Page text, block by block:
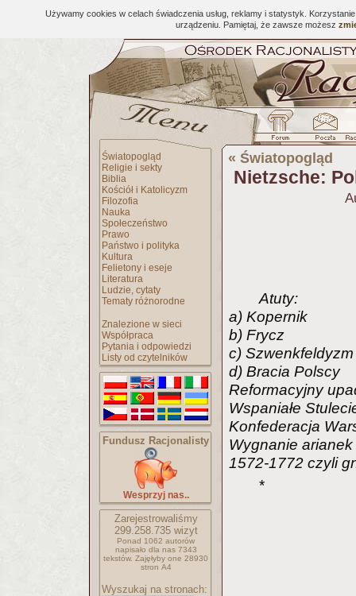
Używamy cookies w celach świadczenia usług, reklamy i statystyk.
urządzeniu. Pamiętaj, że zawsze możesz
Światopogląd
Religie i sekty
Biblia
Kościół i Katolicyzm
Filozofia
Nauka
Społeczeństwo
Prawo
Państwo i polityka
Kultura
Felietony i eseje
Literatura
Ludzie, cytaty
Tematy różnorodne
Znalezione w sieci
Współpraca
Pytania i odpowiedzi
Listy od czytelników
Fundusz Racjonalisty
Wesprzyj nas..
Zarejestrowaliśmy
299.258.735wizyt
Ponad 1062 autorów
napisało dla nas 7343
tekstów. Zajęłyby one 28930
stron A4
Wyszukaj na stronach:
« Światopogląd
Nietzsche:
Atuty:
a) Kopernik
b) Frycz
c) Szwenkfeldyzm
d) Bracia Polscy
Reformacyjny
Wspaniałe
Konfederacja
Wygnanie arianek
1572-1772 czyli
*